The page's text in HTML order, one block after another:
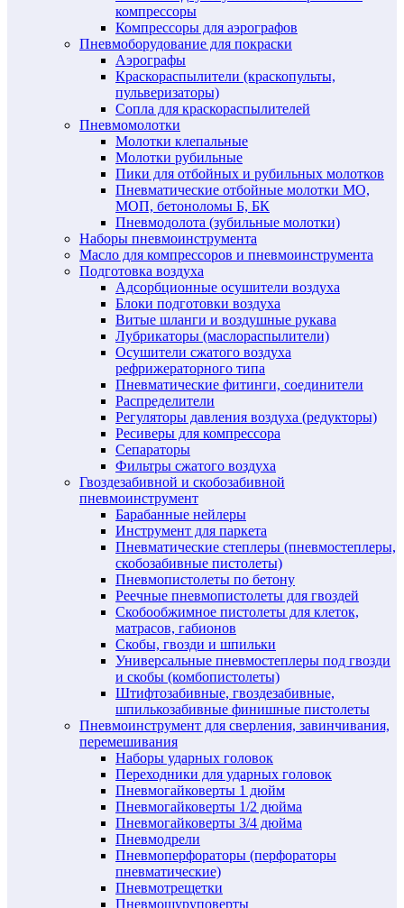
компрессоры
Компрессоры для аэрографов
Пневмоборудование для покраски
Аэрографы
Краскораспылители (краскопульты,
пульверизаторы)
Сопла для краскораспылителей
Пневмомолотки
Молотки клепальные
Молотки рубильные
Пики для отбойных и рубильных молотков
Пневматические отбойные молотки МО,
МОП, бетоноломы Б, БК
Пневмодолота (зубильные молотки)
Наборы пневмоинструмента
Масло для компрессоров и пневмоинструмента
Подготовка воздуха
Адсорбционные осушители воздуха
Блоки подготовки воздуха
Витые шланги и воздушные рукава
Лубрикаторы (маслораспылители)
Осушители сжатого воздуха
рефрижераторного типа
Пневматические фитинги, соединители
Распределители
Регуляторы давления воздуха (редукторы)
Ресиверы для компрессора
Сепараторы
Фильтры сжатого воздуха
Гвоздезабивной и скобозабивной
пневмоинструмент
Барабанные нейлеры
Инструмент для паркета
Пневматические степлеры (пневмостеплеры,
скобозабивные пистолеты)
Пневмопистолеты по бетону
Реечные пневмопистолеты для гвоздей
Скобообжимное пистолеты для клеток,
матрасов, габионов
Скобы, гвозди и шпильки
Универсальные пневмостеплеры под гвозди
и скобы (комбопистолеты)
Штифтозабивные, гвоздезабивные,
шпилькозабивные финишные пистолеты
Пневмоинструмент для сверления, завинчивания,
перемешивания
Наборы ударных головок
Переходники для ударных головок
Пневмогайковерты 1 дюйм
Пневмогайковерты 1/2 дюйма
Пневмогайковерты 3/4 дюйма
Пневмодрели
Пневмоперфораторы (перфораторы
пневматические)
Пневмотрещетки
Пневмошуруповерты